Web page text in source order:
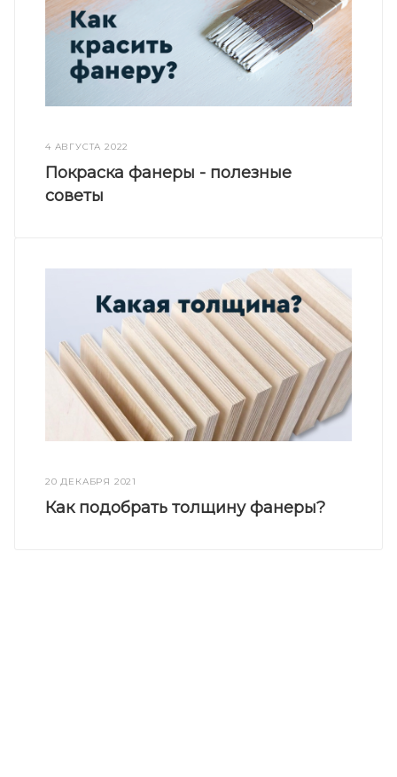
4 АВГУСТА 2022
Покраска фанеры - полезные
советы
20 ДЕКАБРЯ 2021
Как подобрать толщину фанеры?